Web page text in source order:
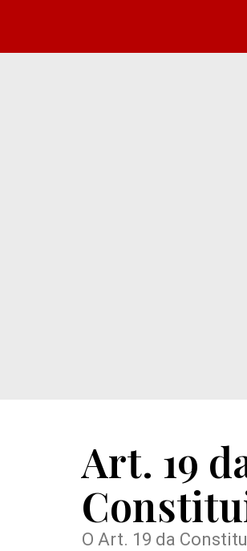
Art. 19
O Art. 19 da